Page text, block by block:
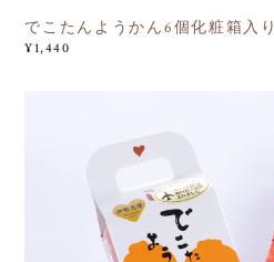
でこたんようかん6個化粧箱入り
¥1,440